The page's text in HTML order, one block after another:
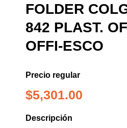
FOLDER
842 PLAST.
OFFI-ESCO
Precio regular
$5,301.00
Descripción